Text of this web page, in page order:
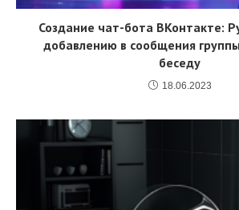
Создание чат-бота ВКонтакте:
добавлению в сообщения
беседу
18.06.2023